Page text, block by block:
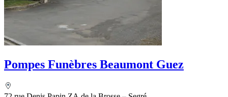
Pompes Funèbres Beaumont Guez